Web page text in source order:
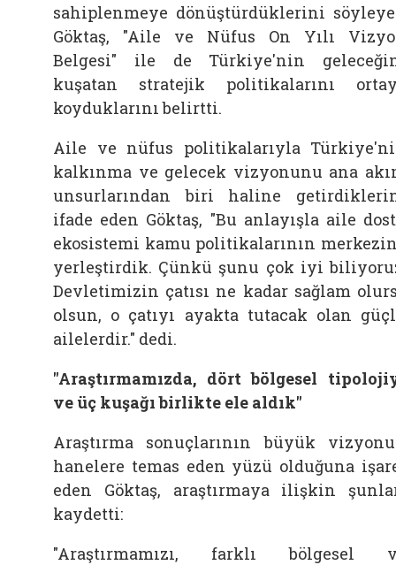
sahiplenmeye dönüştürdüklerini
Göktaş, "Aile
ve Nüfus On Yılı
Belgesi" ile de Türkiye'nin
kuşatan stratejik politikalarını
koyduklarını belirtti.
Aile ve nüfus politikalarıyla
kalkınma ve gelecek vizyonunu ana
unsurlarından biri haline
ifade eden Göktaş, "Bu anlayışla aile
ekosistemi kamu politikalarının
yerleştirdik. Çünkü şunu çok iyi
Devletimizin çatısı ne kadar sağlam
olsun, o çatıyı ayakta tutacak olan
ailelerdir." dedi.
"Araştırmamızda, dört bölgesel
ve üç kuşağı birlikte ele aldık"
Araştırma sonuçlarının büyük
hanelere temas eden yüzü olduğuna
eden Göktaş, araştırmaya ilişkin
kaydetti:
"Araştırmamızı, farklı bölgesel